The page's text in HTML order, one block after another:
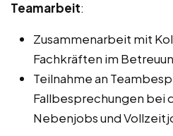
Teamarbeit:
Zusammenarbeit mit
Fachkräften im
Teilnahme an
Fallbesprechungen bei
Nebenjobs und